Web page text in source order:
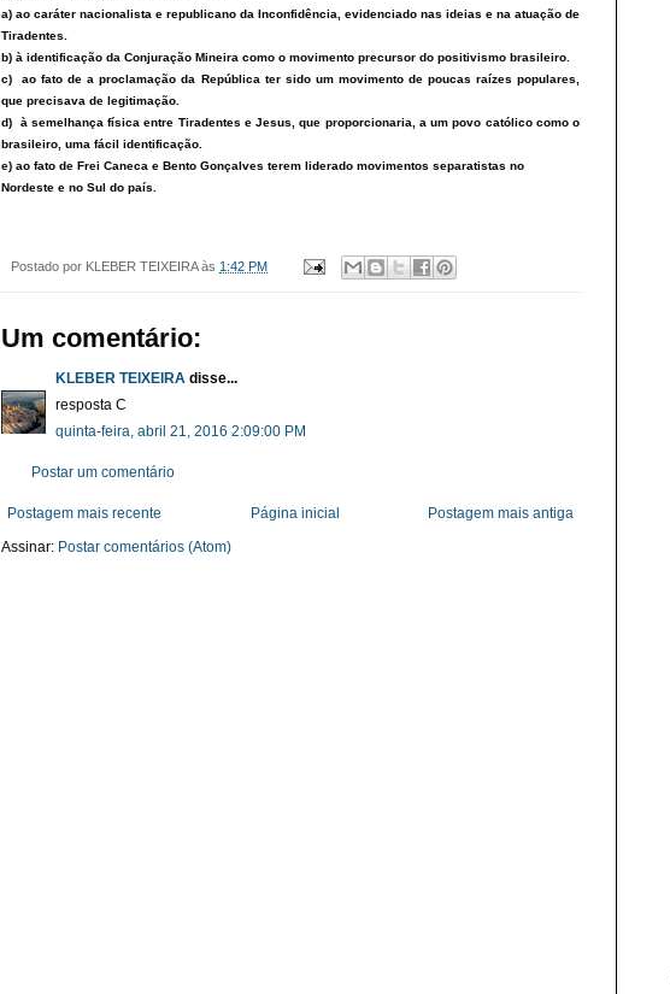
a) ao caráter nacionalista e republicano da Inconfidência, evidenciado nas ideias e na atuação de
Tiradentes.
b) à identificação da Conjuração Mineira como o movimento precursor do positivismo brasileiro.
c) ao fato de a proclamação da República ter sido um movimento de poucas raízes populares,
que precisava de legitimação.
d) à semelhança física entre Tiradentes e Jesus, que proporcionaria, a um povo católico como o
brasileiro, uma fácil identificação.
e) ao fato de Frei Caneca e Bento Gonçalves terem liderado movimentos separatistas no
Nordeste e no Sul do país.
Postado por KLEBER TEIXEIRA às 1:42 PM
Um comentário:
KLEBER TEIXEIRA disse...
resposta C
quinta-feira, abril 21, 2016 2:09:00 PM
Postar um comentário
Postagem mais recente Postagem mais antiga
Página inicial
Assinar: Postar comentários (Atom)